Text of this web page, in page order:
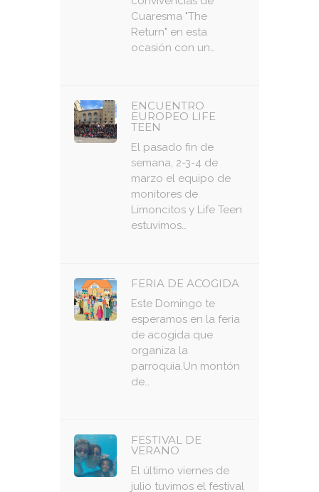
Cuaresma "The
Return" en esta
ocasión con un…
ENCUENTRO
EUROPEO LIFE
TEEN
El pasado fin de
semana, 2-3-4 de
marzo el equipo de
monitores de
Limoncitos y Life Teen
estuvimos…
FERIA DE ACOGIDA
Este Domingo te
esperamos en la feria
de acogida que
organiza la
parroquia.Un montón
de…
FESTIVAL DE
VERANO
El último viernes de
julio tuvimos el festival